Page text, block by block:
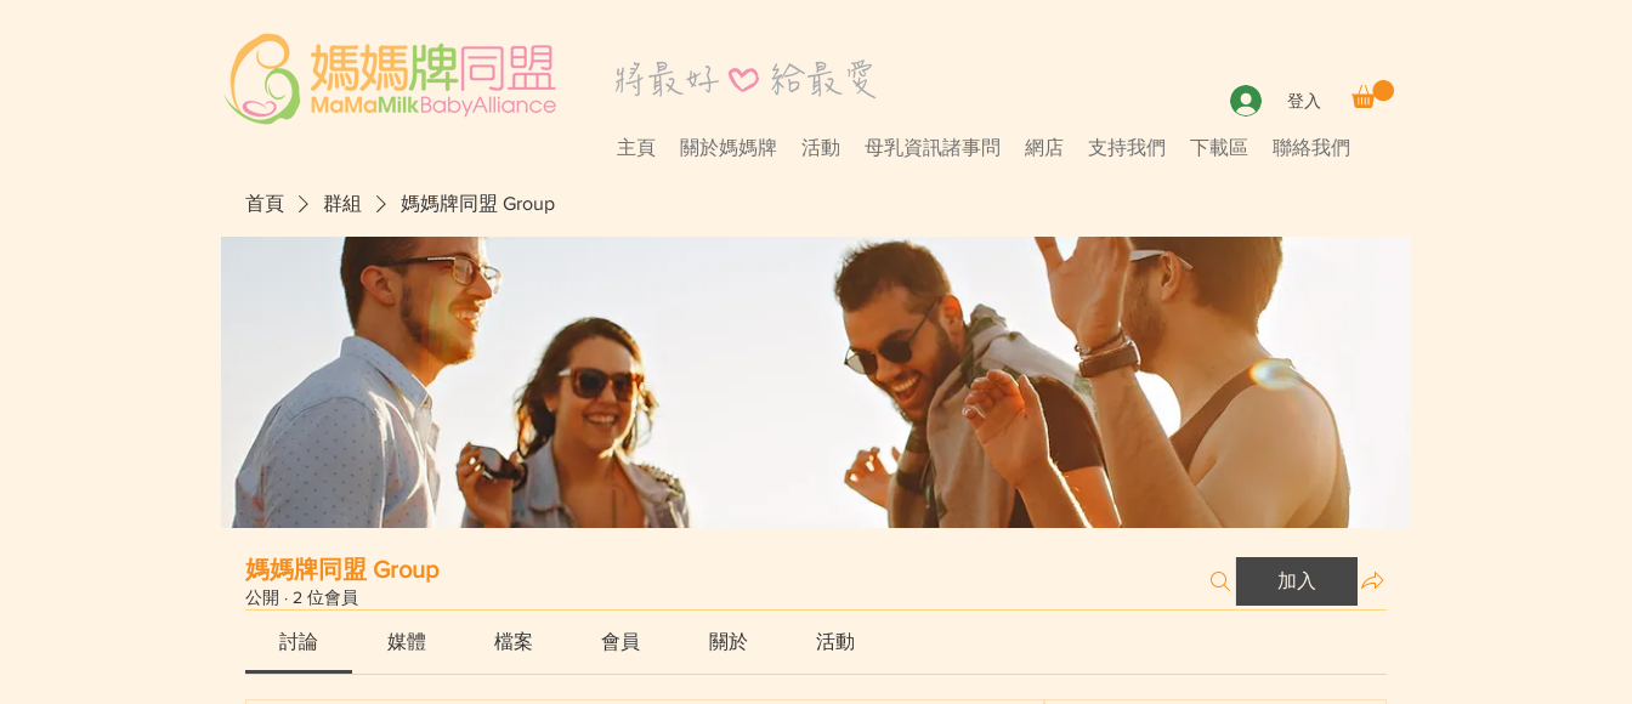
登入
主頁 關於媽媽牌 活動 母乳資訊諸事問 網店 支持我們 下載區 聯絡我們
首頁 群組 媽媽牌同盟 Group
媽媽牌同盟 Group
公開 · 2 位會員
加入
討論 媒體 檔案 會員 關於 活動